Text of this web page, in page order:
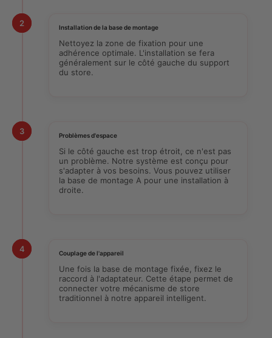
2 Installation de la base de montage
Nettoyez la zone de fixation pour une
adhérence optimale. L'installation se fera
généralement sur le côté gauche du support
du store.
3 Problèmes d'espace
Si le côté gauche est trop étroit, ce n'est pas
un problème. Notre système est conçu pour
s'adapter à vos besoins. Vous pouvez utiliser
la base de montage A pour une installation à
droite.
4 Couplage de l'appareil
Une fois la base de montage fixée, fixez le
raccord à l'adaptateur. Cette étape permet de
connecter votre mécanisme de store
traditionnel à notre appareil intelligent.